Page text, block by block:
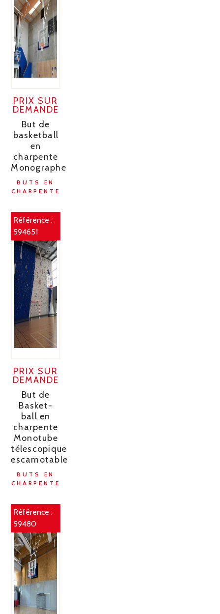
PRIX SUR
DEMANDE
But de
basketball
en
charpente
Monographe
BUTS EN
CHARPENTE
Référence :
594651
PRIX SUR
DEMANDE
But de
Basket-
ball en
charpente
Monotube
télescopique
escamotable
BUTS EN
CHARPENTE
Référence :
59480